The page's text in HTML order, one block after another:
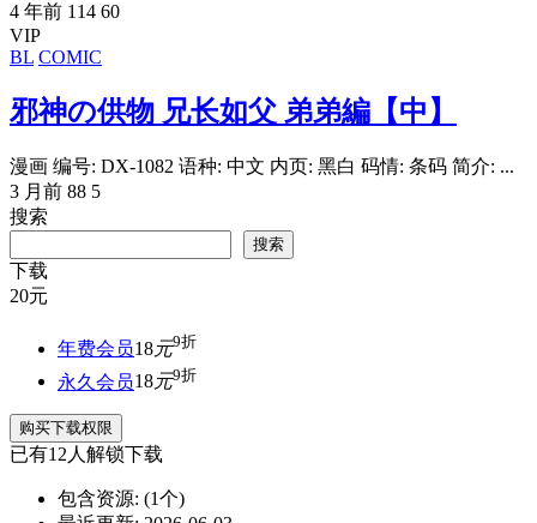
4 年前 114 60
VIP
BL COMIC
邪神の供物 兄长如父 弟弟編【中】
漫画 编号: DX-1082 语种: 中文 内页: 黑白 码情: 条码 简介: ...
3 月前 88 5
搜索
搜索
下载
20元
年费会员18元9折
永久会员18元9折
购买下载权限
已有12人解锁下载
包含资源: (1个)